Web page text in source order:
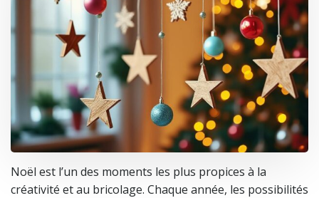
Noël est l’un des moments les plus propices à la
créativité et au bricolage. Chaque année, les possibilités